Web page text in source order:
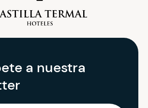
a nuestra